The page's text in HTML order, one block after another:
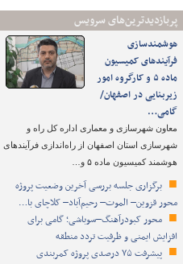
پربازدیدترین‌های سرویس
هوشمندسازی
فرآیندهای کمیسیون
ماده ۵ و کارگروه امور
زیربنایی در اصفهان/
گامی…
معاون شهرسازی و معماری اداره کل راه و
شهرسازی استان اصفهان از راه‌اندازی فرآیندهای
هوشمند کمیسیون ماده ۵ و…
برگزاری جلسه بررسی آخرین وضعیت پروژه
محور قزوین– الموت– رحیم‌آباد– کلاچای با…
محور کبودرآهنگ–سوباشی؛ گامی برای
افزایش ایمنی و ظرفیت تردد منطقه
پیشرفت ۷۵ درصدی پروژه کمربندی